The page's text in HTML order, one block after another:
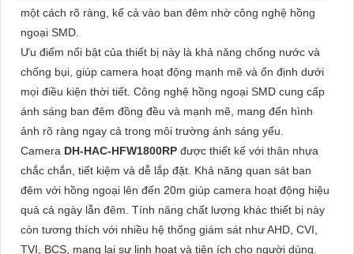
một cách rõ ràng, kể cả vào ban đêm nhờ công nghệ hồng
ngoại SMD.
Ưu điểm nổi bật của thiết bị này là khả năng chống nước và
chống bụi, giúp camera hoạt động mạnh mẽ và ổn định dưới
mọi điều kiện thời tiết. Công nghệ hồng ngoại SMD cung cấp
ánh sáng ban đêm đồng đều và mạnh mẽ, mang đến hình
ảnh rõ ràng ngay cả trong môi trường ánh sáng yếu.
Camera DH-HAC-HFW1800RP được thiết kế với thân nhựa
chắc chắn, tiết kiệm và dễ lắp đặt. Khả năng quan sát ban
đêm với hồng ngoại lên đến 20m giúp camera hoạt động hiệu
quả cả ngày lẫn đêm. Tính năng chất lượng khác thiết bị này
còn tương thích với nhiều hệ thống giám sát như AHD, CVI,
TVI, BCS, mang lại sự linh hoạt và tiện ích cho người dùng.